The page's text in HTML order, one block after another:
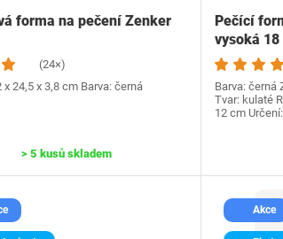
forma na pečení Zenker
(24×)
x 24,5 x 3,8 cm Barva: černá
> 5 kusů skladem
Pečící
vysoká 18
Barva: černá
Tvar: kulaté
12 cm
Akce